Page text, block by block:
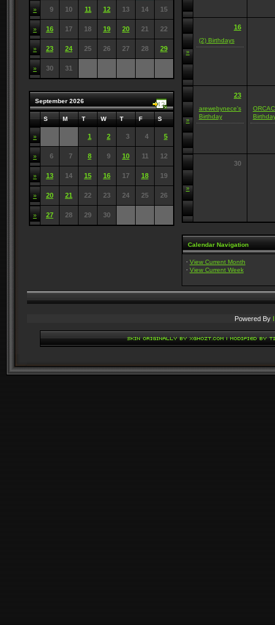
» 9 10 11 12 13 14 15
» 16 17 18 19 20 21 22
» 23 24 25 26 27 28 29
» 30 31
September 2026
S M T W T F S
» 1 2 3 4 5
» 6 7 8 9 10 11 12
» 13 14 15 16 17 18 19
» 20 21 22 23 24 25 26
» 27 28 29 30
»
16
(2) Birthdays
»
23
arewebynece's
Birthday
»
30
Calendar Navigation
· View Current Month
· View Current Week
Powered By